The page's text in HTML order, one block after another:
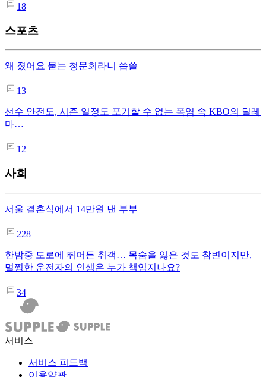
18
스포츠
왜 졌어요 묻는 청문회라니 씁쓸
13
선수 안전도, 시즌 일정도 포기할 수 없는 폭염 속 KBO의 딜레
마…
12
사회
서울 결혼식에서 14만원 낸 부부
228
한밤중 도로에 뛰어든 취객… 목숨을 잃은 것도 참변이지만,
멀쩡한 운전자의 인생은 누가 책임지나요?
34
서비스
서비스 피드백
이용약관